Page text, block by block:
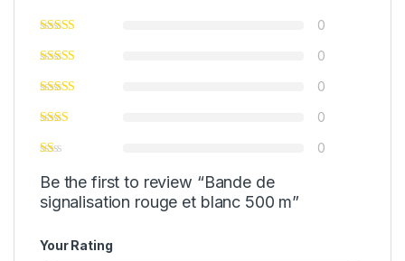
0
0
0
0
0
Be the first to review “Bande de
signalisation rouge et blanc 500 m”
Your Rating